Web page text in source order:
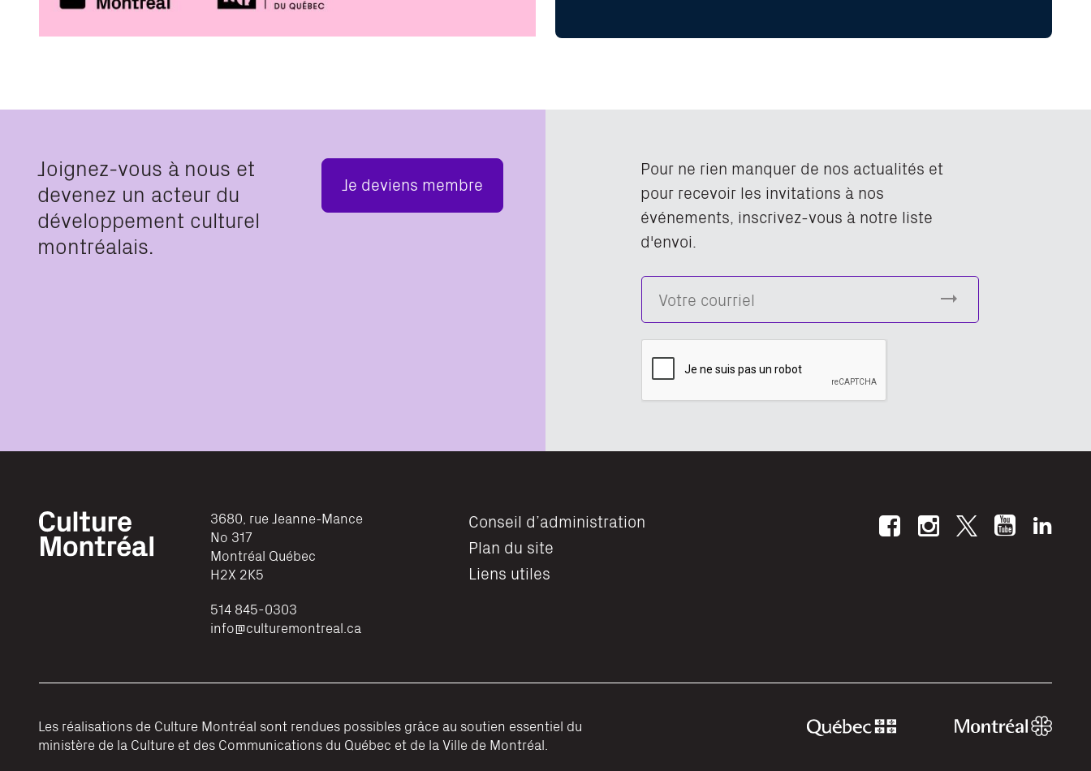
Joignez-vous à nous et
devenez un acteur du
développement culturel
montréalais.
Je deviens membre
Pour ne rien manquer de nos actualités et
pour recevoir les invitations à nos
événements, inscrivez-vous à notre liste
d'envoi.
Conseil d’administration
Plan du site
Liens utiles
3680, rue Jeanne-Mance
No 317
Montréal Québec
H2X 2K5
514 845-0303
info@culturemontreal.ca
Les réalisations de Culture Montréal sont rendues possibles grâce au soutien essentiel du
ministère de la Culture et des Communications du Québec et de la Ville de Montréal.